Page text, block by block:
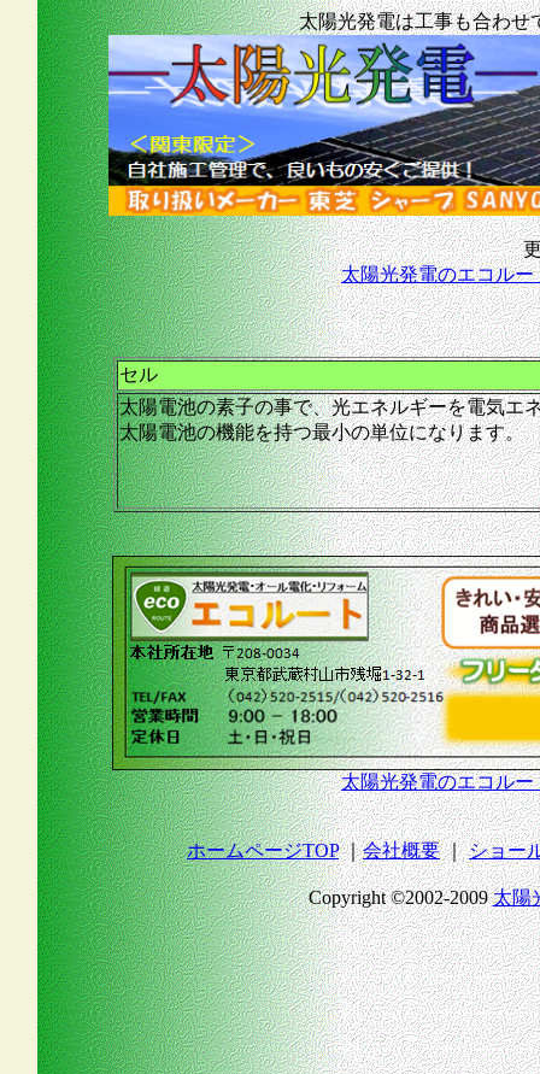
太陽光発電は工事も合わせ
太陽光発電のエコルー
セル
太陽電池の素子の事で、光エネルギーを電気エ
太陽電池の機能を持つ最小の単位になります。
太陽光発電のエコルー
ホームページTOP｜会社概要｜ショー
Copyright ©2002-2009太陽